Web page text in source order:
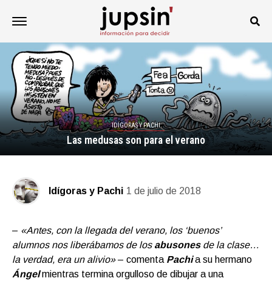
IDÍGORAS Y PACHI
Las medusas son para el verano
Idígoras y Pachi 1 de julio de 2018
– «Antes, con la llegada del verano, los ‘buenos’
alumnos nos liberábamos de los abusonesde la clase…
la verdad, era un alivio»– comenta Pachia su hermano
Ángelmientras termina orgulloso de dibujar a una